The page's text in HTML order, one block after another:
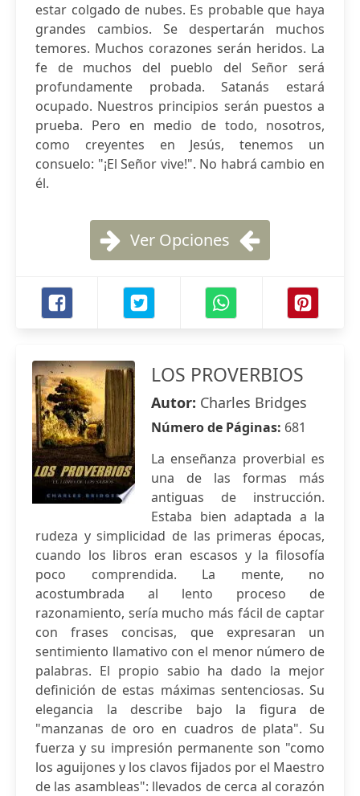
estar colgado de nubes. Es probable que haya
grandes cambios. Se despertarán muchos
temores. Muchos corazones serán heridos. La
fe de muchos del pueblo del Señor será
profundamente probada. Satanás estará
ocupado. Nuestros principios serán puestos a
prueba. Pero en medio de todo, nosotros,
como creyentes en Jesús, tenemos un
consuelo: "¡El Señor vive!". No habrá cambio en
él.
Ver Opciones
LOS PROVERBIOS
Autor: Charles Bridges
Número de Páginas: 681
La enseñanza proverbial es
una de las formas más
antiguas de instrucción.
Estaba bien adaptada a la
rudeza y simplicidad de las primeras épocas,
cuando los libros eran escasos y la filosofía
poco comprendida. La mente, no
acostumbrada al lento proceso de
razonamiento, sería mucho más fácil de captar
con frases concisas, que expresaran un
sentimiento llamativo con el menor número de
palabras. El propio sabio ha dado la mejor
definición de estas máximas sentenciosas. Su
elegancia la describe bajo la figura de
"manzanas de oro en cuadros de plata". Su
fuerza y su impresión permanente son "como
los aguijones y los clavos fijados por el Maestro
de las asambleas": llevados de cerca al corazón